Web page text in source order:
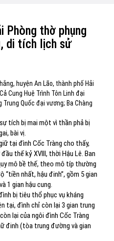
Phòng thờ phụng
di tích lịch sử
huyện An Lão, thành phố Hải
Cung Huệ Trình Tôn Linh đại
Quốc đại vương; Ba Chàng
tích bị mai một vì thần phả bị
bài vị.
tại đình Cốc Tràng cho thấy,
thế kỷ XVIII, thời Hậu Lê. Ban
mô bề thế, theo mô típ thường
“tiền nhất, hậu đinh”, gồm 5 gian
1 gian hậu cung.
bị tiêu thổ phục vụ kháng
tại, đình chỉ còn lại 3 gian trung
lại của ngôi đình Cốc Tràng
đinh (tòa trung đường và gian